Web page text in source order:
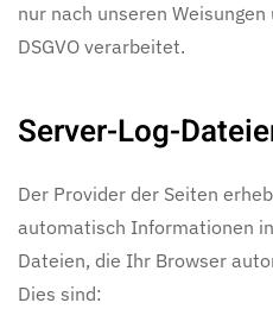
nur nach unseren
DSGVO verarbeitet.
Server-Log-
Der Provider der Seiten
automatisch Informationen
Dateien, die Ihr Browser
Dies sind: